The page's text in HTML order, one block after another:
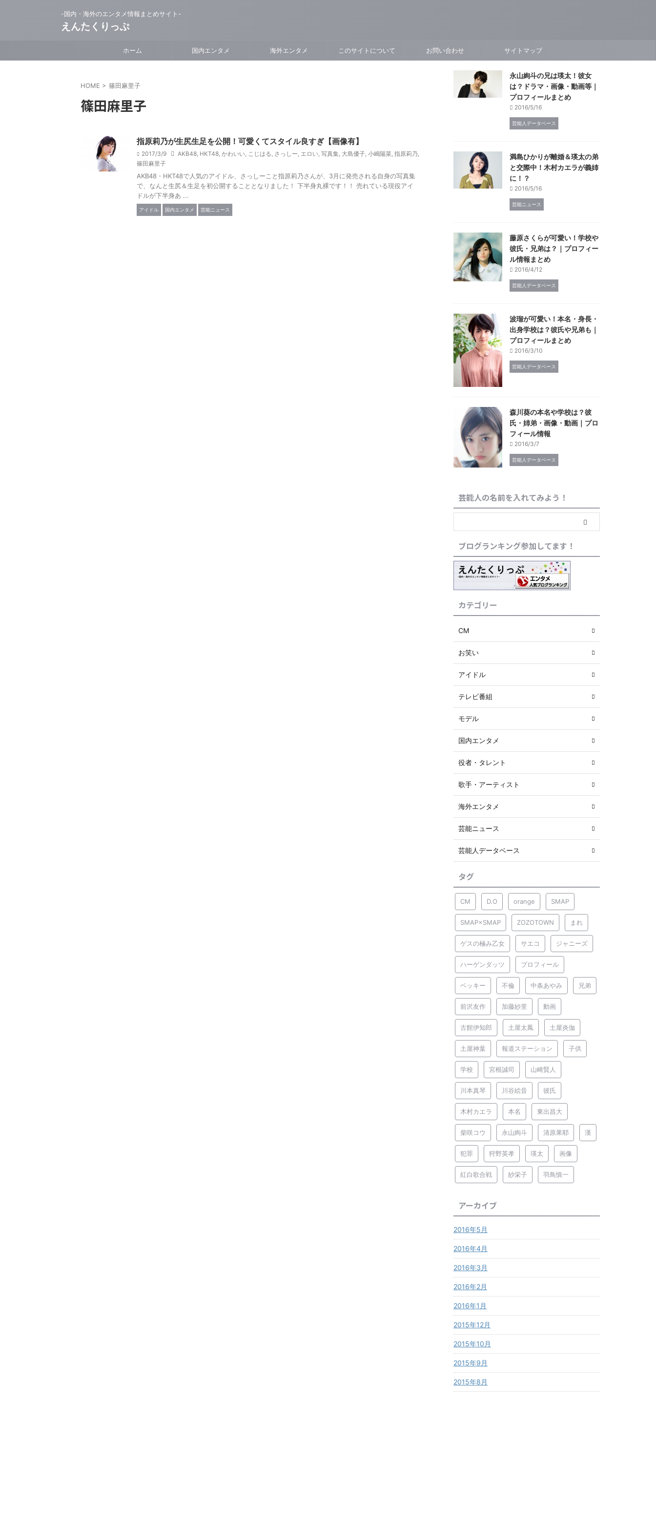
-国内・海外のエンタメ情報まとめサイト-
えんたくりっぷ
ホーム 国内エンタメ 海外エンタメ このサイトについて お問い合わせ サイトマップ
HOME > 篠田麻里子
篠田麻里子
指原莉乃が生尻生足を公開！可愛くてスタイル良すぎ【画像有】
2017/3/9 AKB48, HKT48, かわいい, こじはる, さっしー, エロい, 写真集, 大島優子, 小嶋陽菜, 指原莉乃,
篠田麻里子
AKB48・HKT48で人気のアイドル、さっしーこと指原莉乃さんが、3月に発売される自身の写真集
で、なんと生尻＆生足を初公開することとなりました！ 下半身丸裸です！！ 売れている現役アイ
ドルが下半身あ ...
アイドル 国内エンタメ 芸能ニュース
永山絢斗の兄は瑛太！彼女
は？ドラマ・画像・動画等｜
プロフィールまとめ
2016/5/16
芸能人データベース
満島ひかりが離婚＆瑛太の弟
と交際中！木村カエラが義姉
に！？
2016/5/16
芸能ニュース
藤原さくらが可愛い！学校や
彼氏・兄弟は？｜プロフィー
ル情報まとめ
2016/4/12
芸能人データベース
波瑠が可愛い！本名・身長・
出身学校は？彼氏や兄弟も｜
プロフィールまとめ
2016/3/10
芸能人データベース
森川葵の本名や学校は？彼
氏・姉弟・画像・動画｜プロ
フィール情報
2016/3/7
芸能人データベース
芸能人の名前を入れてみよう！
ブログランキング参加してます！
カテゴリー
CM
お笑い
アイドル
テレビ番組
モデル
国内エンタメ
役者・タレント
歌手・アーティスト
海外エンタメ
芸能ニュース
芸能人データベース
タグ
CM D.O orange SMAP
SMAP×SMAP ZOZOTOWN まれ
ゲスの極み乙女 サエコ ジャニーズ
ハーゲンダッツ プロフィール
ベッキー 不倫 中条あやみ 兄弟
前沢友作 加藤紗里 動画
古館伊知郎 土屋太鳳 土屋炎伽
土屋神葉 報道ステーション 子供
学校 宮根誠司 山崎賢人
川本真琴 川谷絵音 彼氏
木村カエラ 本名 東出昌大
柴咲コウ 永山絢斗 清原果耶 漢
犯罪 狩野英孝 瑛太 画像
紅白歌合戦 紗栄子 羽鳥慎一
アーカイブ
2016年5月
2016年4月
2016年3月
2016年2月
2016年1月
2015年12月
2015年10月
2015年9月
2015年8月